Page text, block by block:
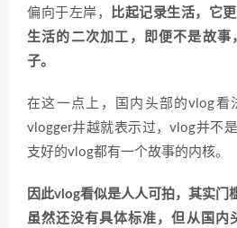
偏向于左岸，
比起记录生活，它
生活的二次加工，即便不是故事
子。
在这一点上，国内头部的vlog看
vlogger井越就表示过，vlog并不
支好的vlog都有一个故事的内核。
因此vlog看似是人人可拍，其实门
虽然还没有具体标准，但从国内